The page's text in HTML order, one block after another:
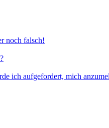
noch falsch!
ich aufgefordert, mich